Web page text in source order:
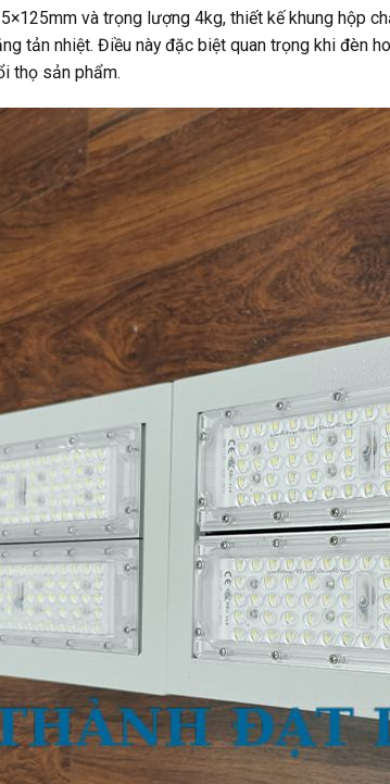
và trọng lượng 4kg, thiết kế khung hộp
tản nhiệt. Điều này đặc biệt quan trọng khi đèn
thọ sản phẩm.